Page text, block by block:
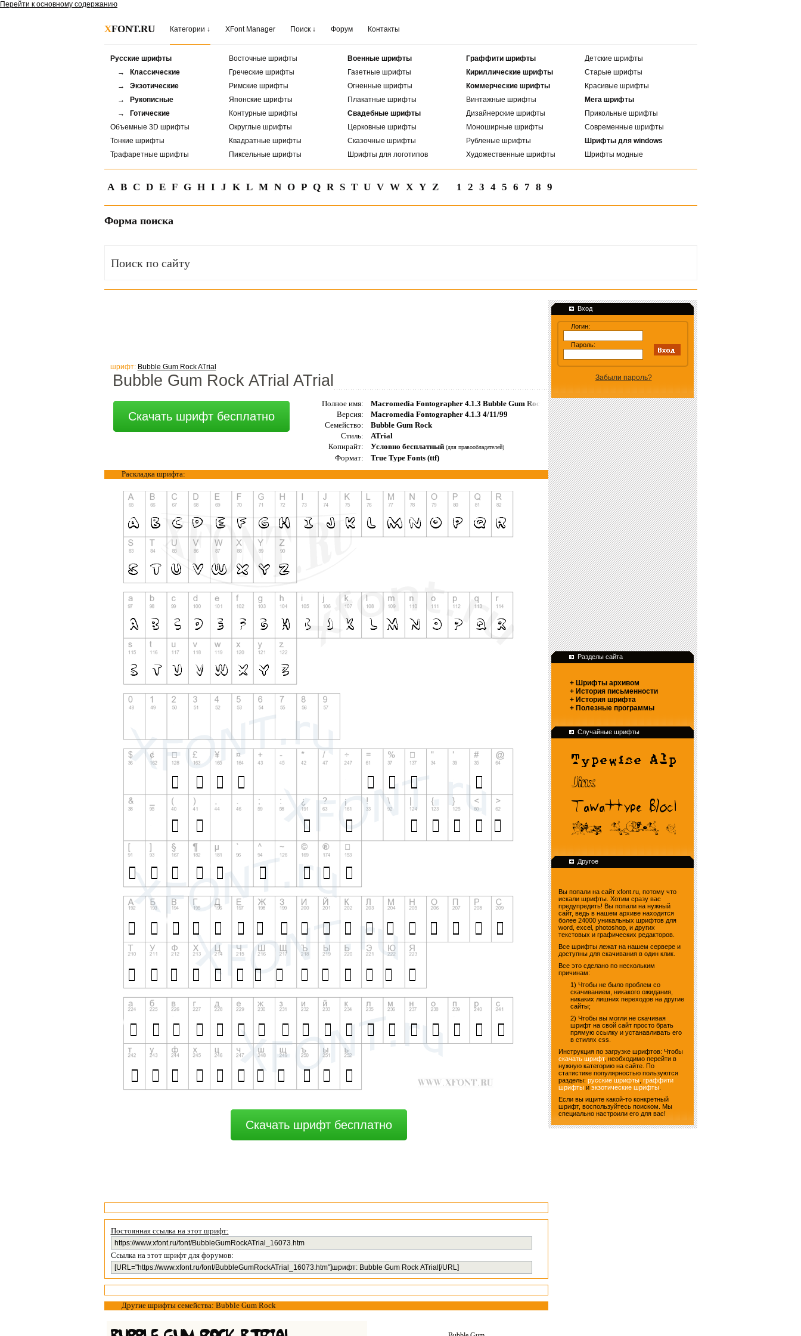
Перейти к основному содержанию
XFONT.RU Категории ↓ XFont Manager Поиск ↓ Форум Контакты
Русские шрифты
→ Классические
→ Экзотические
→ Рукописные
→ Готические
Объемные 3D шрифты
Тонкие шрифты
Трафаретные шрифты
Восточные шрифты
Греческие шрифты
Римские шрифты
Японские шрифты
Контурные шрифты
Округлые шрифты
Квадратные шрифты
Пиксельные шрифты
Военные шрифты
Газетные шрифты
Огненные шрифты
Плакатные шрифты
Свадебные шрифты
Церковные шрифты
Сказочные шрифты
Шрифты для логотипов
Граффити шрифты
Кириллические шрифты
Коммерческие шрифты
Винтажные шрифты
Дизайнерские шрифты
Моноширные шрифты
Рубленые шрифты
Художественные шрифты
Детские шрифты
Старые шрифты
Красивые шрифты
Мега шрифты
Прикольные шрифты
Современные шрифты
Шрифты для windows
Шрифты модные
A B C D E F G H I J K L M N O P Q R S T U V W X Y Z 1 2 3 4 5 6 7 8 9
Форма поиска
шрифт: Bubble Gum Rock ATrial
Bubble Gum Rock ATrial ATrial
Скачать шрифт бесплатно
Полное имя:
Версия:
Macromedia Fontographer 4.1.3 4/11/99
Семейство:
Bubble Gum Rock
Стиль:
ATrial
Копирайт:
Условно бесплатный (для правообладателей)
Формат:
True Type Fonts (ttf)
Раскладка шрифта:
Скачать шрифт бесплатно
Постоянная ссылка на этот шрифт:
Ссылка на этот шрифт для форумов:
Другие шрифты семейства: Bubble Gum Rock
Вход
Логин:
Пароль:
Забыли пароль?
Разделы сайта
+ Шрифты архивом
+ История письменности
+ История шрифта
+ Полезные программы
Случайные шрифты
Другое
Вы попали на сайт xfont.ru, потому что
искали шрифты. Хотим сразу вас
предупредить! Вы попали на нужный
сайт, ведь в нашем архиве находится
более 24000 уникальных шрифтов для
word, excel, photoshop, и других
текстовых и графических редакторов.
Все шрифты лежат на нашем сервере и
доступны для скачивания в один клик.
Все это сделано по нескольким
причинам:
1) Чтобы не было проблем со
скачиванием, никакого ожидания,
никаких лишних переходов на другие
сайты;
2) Чтобы вы могли не скачивая
шрифт на свой сайт просто брать
прямую ссылку и устанавливать его
в стилях css.
Инструкция по загрузке шрифтов: Чтобы
скачать шрифт, необходимо перейти в
нужную категорию на сайте. По
статистике популярностью пользуются
разделы: русские шрифты, граффити
шрифтыи экзотические шрифты.
Если вы ищите какой-то конкретный
шрифт, воспользуйтесь поиском. Мы
специально настроили его для вас!